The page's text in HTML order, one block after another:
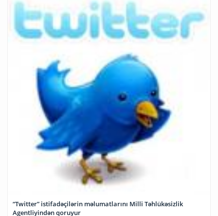
“Twitter” istifadəçilərin məlumatlarını Milli Təhlükəsizlik
Agentliyindən qoruyur